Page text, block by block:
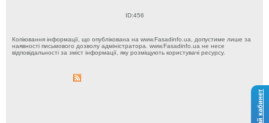
ID:456
Копіювання інформації, що опублікована на www.Fasadinfo.ua, допустиме лише за
наявності письмового дозволу адміністратора. www.Fasadinfo.ua не несе
відповідальності за зміст інформації, яку розміщують користувачі ресурсу.